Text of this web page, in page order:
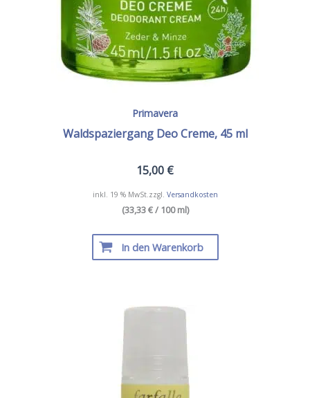
Primavera
Waldspaziergang Deo Creme, 45 ml
15,00 €
inkl. 19 % MwSt. zzgl. Versandkosten
(33,33 € / 100 ml)
In den Warenkorb